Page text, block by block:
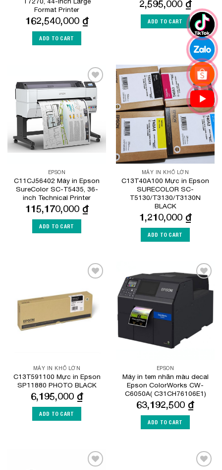
Format Printer
162,540,000 ₫
ADD TO CART
2,595,000 ₫
ADD TO CART
Add to
Wishlist
EPSON
C11CJ56402 Máy in Epson
SureColor SC-T5435, 36-
inch Technical Printer
115,170,000 ₫
ADD TO CART
Add to
Wishlist
MÁY IN KHỔ LỚN
C13T40A100 Mực in Epson
SURECOLOR SC-
T5130/T3130/T3130N
BLACK
1,210,000 ₫
ADD TO CART
Wishlist
MÁY IN KHỔ LỚN
C13T591100 Mực in Epson
SP11880 PHOTO BLACK
6,195,000 ₫
ADD TO CART
Wishlist
EPSON
Máy in tem nhãn màu decal
Epson ColorWorks CW-
C6050A( C31CH76106E1)
63,192,500 ₫
ADD TO CART